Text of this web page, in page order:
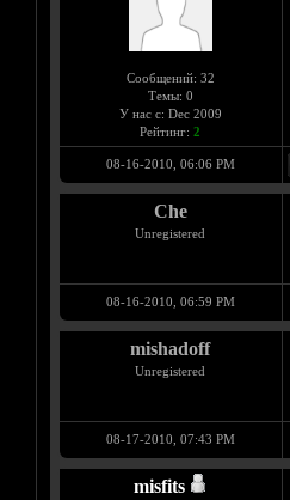
Сообщений: 32
Темы: 0
У нас с: Dec 2009
Рейтинг: 2
08-16-2010, 06:06 PM
Che
Unregistered
08-16-2010, 06:59 PM
mishadoff
Unregistered
08-17-2010, 07:43 PM
misfits